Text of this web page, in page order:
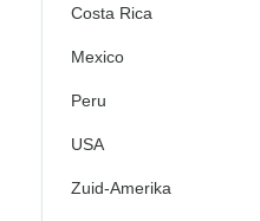
Costa Rica
Mexico
Peru
USA
Zuid-Amerika